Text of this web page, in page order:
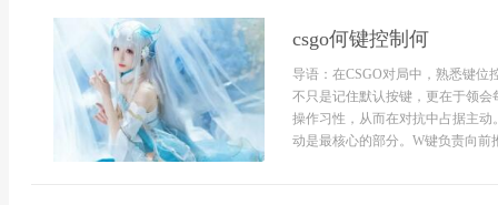
csgo何键控制何
导语：在CSGO对局中，熟悉键位
不只是记住默认按键，更在于领
操作习性，从而在对抗中占据主
动是最核心的部分。W键负责向